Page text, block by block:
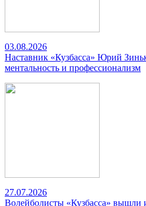
03.08.2026
Наставник «Кузбасса» Юрий
ментальность и профессионализм
27.07.2026
Волейболисты «Кузбасса» вышли